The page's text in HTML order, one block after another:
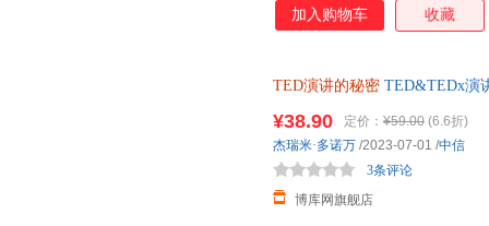
加入购物车 收藏
TED演讲的秘密 TED&TEDx演
¥38.90 定价： ¥59.00 (6.6折)
博库网旗舰店
3条评论
杰瑞米·多诺万 /2023-07-01 /中信